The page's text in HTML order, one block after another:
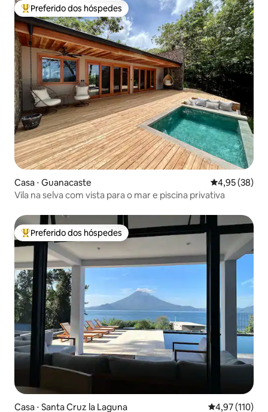
Entre os melhores preferidos dos hóspedes
Preferido dos hóspedes
Casa ⋅ Guanacaste 4,95 de uma
4,95 (38)
Vila na selva com vista para o mar e piscina privativa
Entre os melhores preferidos dos hóspedes
Preferido dos hóspedes
Casa ⋅ Santa Cruz la Laguna 4,97 de uma
4,97 (110)